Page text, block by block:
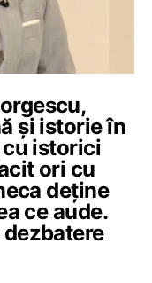
și istorie în
cu istorici
ori cu
deține
ce aude.